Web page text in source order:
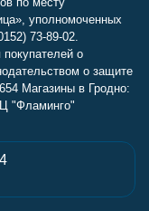
уполномоченных
73-89-02.
о
о защите
Магазины в Гродно:
"Фламинго"